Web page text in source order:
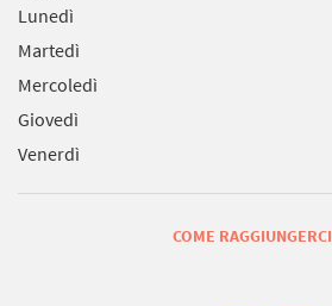
Lunedì
Martedì
Mercoledì
Giovedì
Venerdì
COME RAGGIUNGERCI